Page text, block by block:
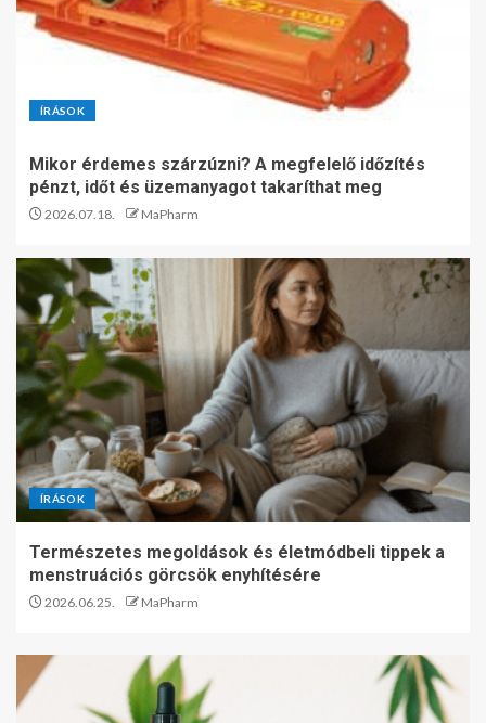
ÍRÁSOK
Mikor érdemes szárzúzni? A megfelelő időzítés
pénzt, időt és üzemanyagot takaríthat meg
2026.07.18. MaPharm
ÍRÁSOK
Természetes megoldások és életmódbeli tippek a
menstruációs görcsök enyhítésére
2026.06.25. MaPharm